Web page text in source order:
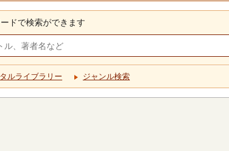
ドで検索ができます
ルライブラリー ジャンル検索